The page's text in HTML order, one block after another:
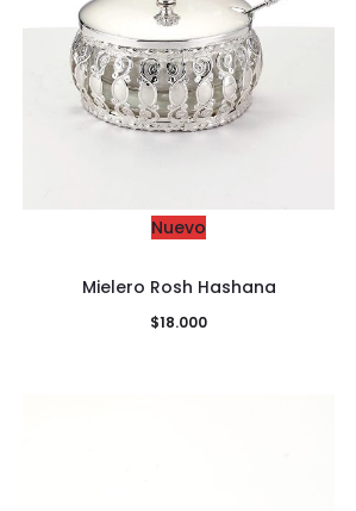
Nuevo
Mielero Rosh Hashana
$18.000